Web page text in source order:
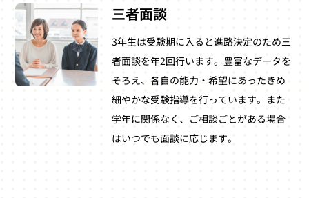
三者面談
3年生は受験期に入ると進路決定のため三
者面談を年2回行います。豊富なデータを
そろえ、各自の能力・希望にあったきめ
細やかな受験指導を行っています。また
学年に関係なく、ご相談ごとがある場合
はいつでも面談に応じます。